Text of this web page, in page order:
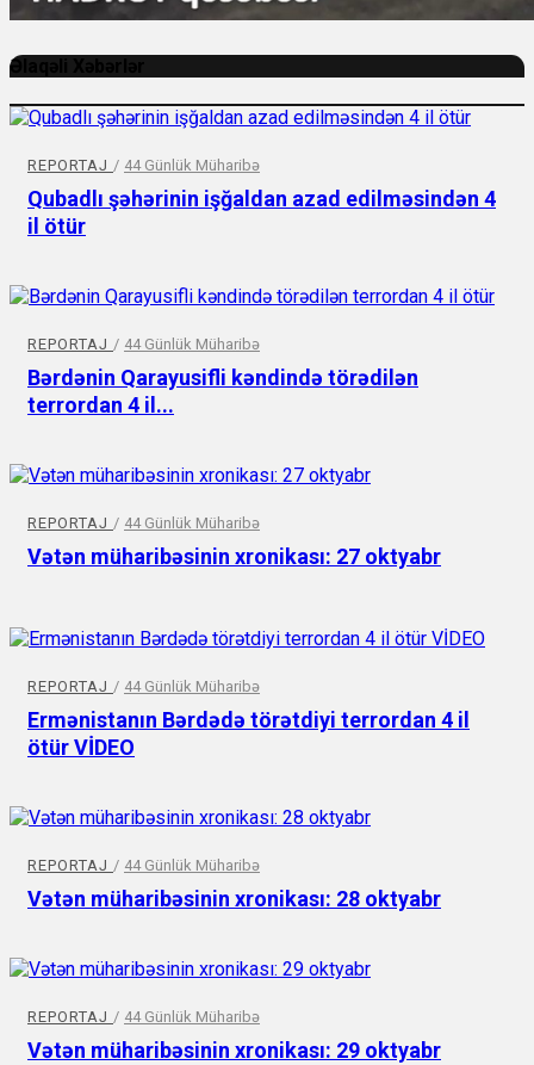
Əlaqəli Xəbərlər
REPORTAJ / 44 Günlük Müharibə
Qubadlı şəhərinin işğaldan azad edilməsindən 4
il ötür
REPORTAJ / 44 Günlük Müharibə
Bərdənin Qarayusifli kəndində törədilən
terrordan 4 il...
REPORTAJ / 44 Günlük Müharibə
Vətən müharibəsinin xronikası: 27 oktyabr
REPORTAJ / 44 Günlük Müharibə
Ermənistanın Bərdədə törətdiyi terrordan 4 il
ötür VİDEO
REPORTAJ / 44 Günlük Müharibə
Vətən müharibəsinin xronikası: 28 oktyabr
REPORTAJ / 44 Günlük Müharibə
Vətən müharibəsinin xronikası: 29 oktyabr